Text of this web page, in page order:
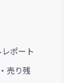
ポート
売り残